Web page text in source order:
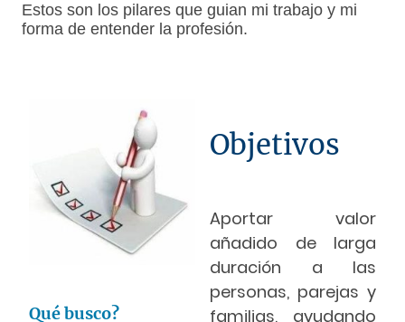
Estos son los pilares que guian mi trabajo y mi
forma de entender la profesión.
Qué busco?
Objetivos
Aportar valor
añadido de larga
duración a las
personas, parejas y
familias, ayudando